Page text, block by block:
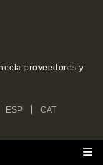
proveedores y
ESP CAT